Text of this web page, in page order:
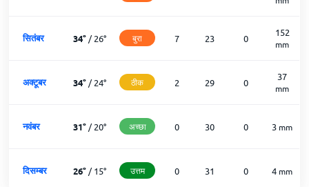
सितंबर 34°/26° बुरा 7 23 0
152
mm
अक्टूबर 34°/24° ठीक 2 29 0
37
mm
नवंबर 31°/20° अच्छा 0 30 0 3 mm
दिसम्बर 26°/15° उत्तम 0 31 0 4 mm